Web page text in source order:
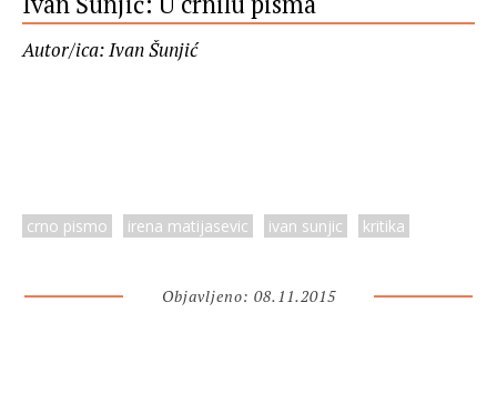
Autor/ica: Ivan Šunjić
crno pismo irena matijasevic ivan sunjic kritika
Objavljeno: 08.11.2015